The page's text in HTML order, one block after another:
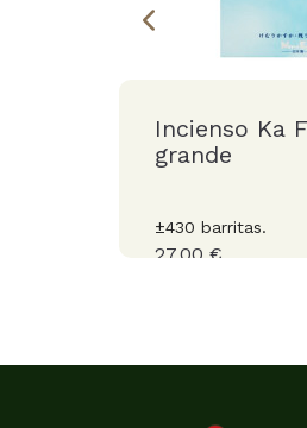
Incienso Ka
grande
±430 barritas.
27,00 €